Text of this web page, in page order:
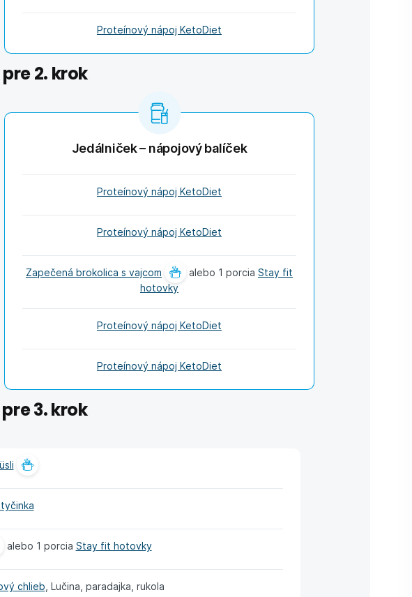
Proteínový nápoj KetoDiet
2. krok
Jedálniček – nápojový balíček
Proteínový nápoj KetoDiet
Proteínový nápoj KetoDiet
Zapečená brokolica s vajcom alebo 1 porcia Stay fit
hotovky
Proteínový nápoj KetoDiet
Proteínový nápoj KetoDiet
3. krok
alebo 1 porcia Stay fit hotovky
chlieb, Lučina, paradajka, rukola